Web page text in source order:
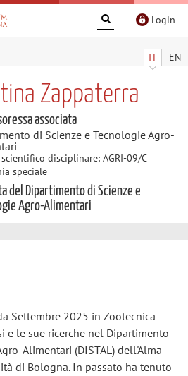
Login
IT EN
Zappaterra
associata
di Scienze e Tecnologie Agro-
disciplinare: AGRI-09/C
speciale
del Dipartimento di Scienze e
Agro-Alimentari
Settembre 2025 in Zootecnica
e le sue ricerche nel Dipartimento
Alimentari (DISTAL) dell'Alma
di Bologna. In passato ha tenuto